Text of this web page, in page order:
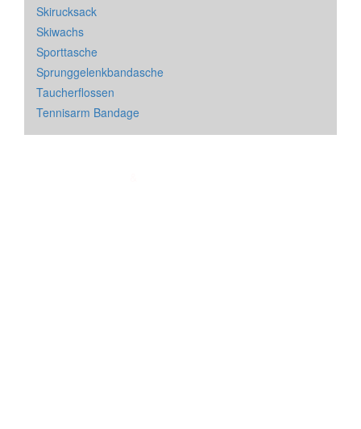
Skirucksack
Skiwachs
Sporttasche
Sprunggelenkbandasche
Taucherflossen
Tennisarm Bandage